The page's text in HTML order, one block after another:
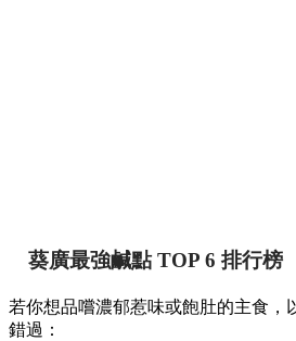
葵廣最強鹹點 TOP 6 排行榜
若你想品嚐濃郁惹味或飽肚的主食，
錯過：